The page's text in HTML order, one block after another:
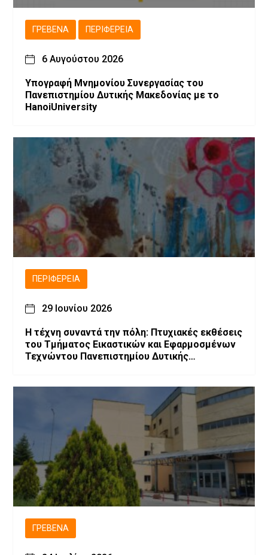
ΓΡΕΒΕΝΆ ΠΕΡΙΦΈΡΕΙΑ
6 Αυγούστου 2026
Υπογραφή Μνημονίου Συνεργασίας του
Πανεπιστημίου Δυτικής Μακεδονίας με το
HanoiUniversity
ΠΕΡΙΦΈΡΕΙΑ
29 Ιουνίου 2026
Η τέχνη συναντά την πόλη: Πτυχιακές εκθέσεις
του Τμήματος Εικαστικών και Εφαρμοσμένων
Τεχνώντου Πανεπιστημίου Δυτικής
ΓΡΕΒΕΝΆ